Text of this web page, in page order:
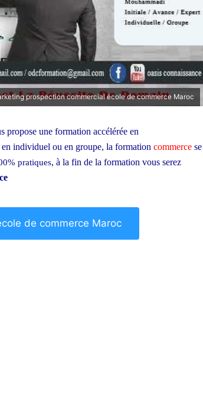
prospection commercial école de commerce Maroc
propose une formation accélérée en
en individuel ou en groupe, la formation commerce se
pratiques, à la fin de la formation vous serez
de commerce Maroc